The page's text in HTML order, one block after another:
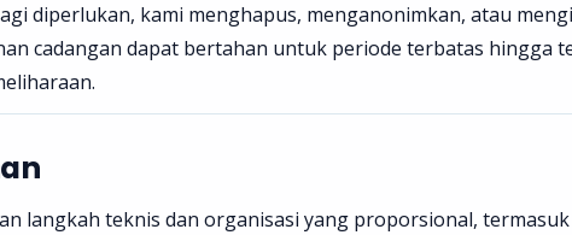
diperlukan, kami menghapus, menganonimkan, atau
cadangan dapat bertahan untuk periode terbatas hingga
langkah teknis dan organisasi yang proporsional,